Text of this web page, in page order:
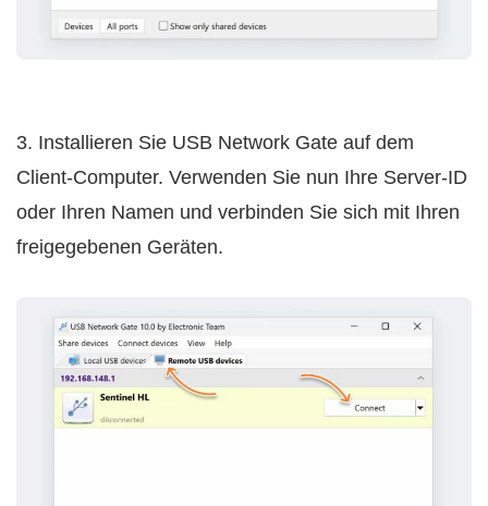
3. Installieren Sie USB Network Gate auf dem
Client-Computer. Verwenden Sie nun Ihre Server-ID
oder Ihren Namen und verbinden Sie sich mit Ihren
freigegebenen Geräten.